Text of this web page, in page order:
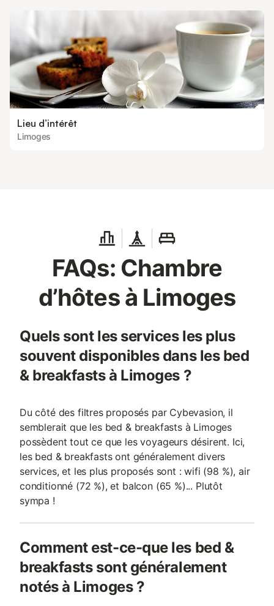
Lieu d’intérêt
Limoges
FAQs: Chambre
d’hôtes à Limoges
Quels sont les services les plus
souvent disponibles dans les bed
& breakfasts à Limoges ?
Du côté des filtres proposés par Cybevasion, il
semblerait que les bed & breakfasts à Limoges
possèdent tout ce que les voyageurs désirent. Ici,
les bed & breakfasts ont généralement divers
services, et les plus proposés sont : wifi (98 %), air
conditionné (72 %), et balcon (65 %)... Plutôt
sympa !
Comment est-ce-que les bed &
breakfasts sont généralement
notés à Limoges ?